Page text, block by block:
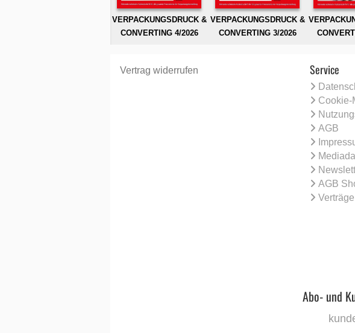
VERPACKUNGSDRUCK &
CONVERTING 4/2026
VERPACKUNGSDRUCK &
CONVERTING 3/2026
Vertrag widerrufen Service
Cookie-
AGB
AGB
Abo- und